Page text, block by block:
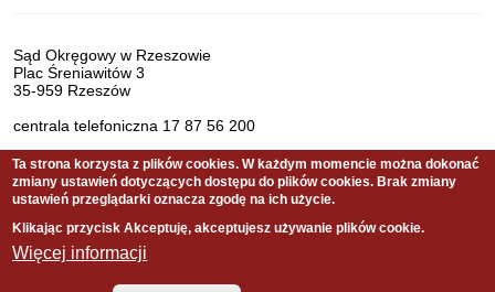
Dane teleadresowe
Sąd Okręgowy w Rzeszowie
Plac Śreniawitów 3
35-959 Rzeszów
centrala telefoniczna 17 87 56 200
Serwis pełni funkcję strony Biuletynu Informacji Publicznej
Sądu Okręgowego w Rzeszowie
Copyright © 2021 Sąd Okręgowy w Rzeszowie
Ta strona korzysta z plików cookies. W każdym momencie można dokonać
zmiany ustawień dotyczących dostępu do plików cookies. Brak zmiany
ustawień przeglądarki oznacza zgodę na ich użycie.
Klikając przycisk Akceptuję, akceptujesz używanie plików cookie.
Więcej informacji